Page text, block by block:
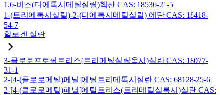
1,6-비스(디에톡시메틸실릴)헥산 CAS: 18536-21-5
1-(트리에톡시실릴)-2-(디에톡시메틸실릴) 에탄 CAS: 18418-
54-7
할로겐 실란
3-클로로프로필트리스(트리메틸실릴옥시)실란 CAS: 18077-
31-1
2-[4-(클로로메틸)페닐]에틸트리메톡시실란 CAS: 68128-25-6
2-[4-(클로로메틸)페닐]에틸트리스(트리메틸실록시)실란 CAS: